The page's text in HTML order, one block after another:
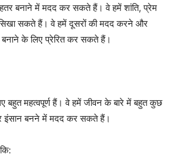
बनाने में मदद कर सकते हैं। वे हमें शांति, प्रेम
सकते हैं। वे हमें दूसरों की मदद करने और
के लिए प्रेरित कर सकते हैं।
बहुत महत्वपूर्ण हैं। वे हमें जीवन के बारे में बहुत कुछ
इंसान बनने में मदद कर सकते हैं।